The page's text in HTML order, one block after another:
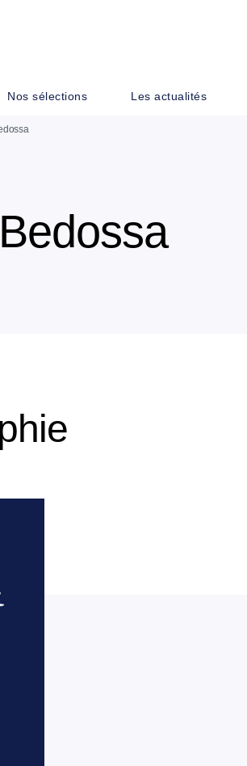
Nos sélections Les actualités